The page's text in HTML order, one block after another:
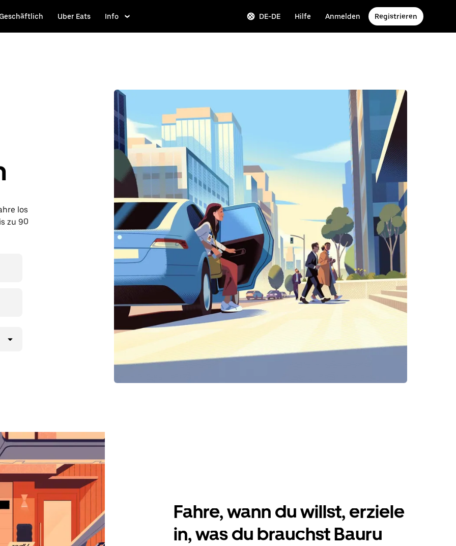
Uber Eats Info DE-DE Hilfe Anmelden Registrieren
los
zu 90
Fahre, wann du willst, erziele
in, was du brauchst Bauru